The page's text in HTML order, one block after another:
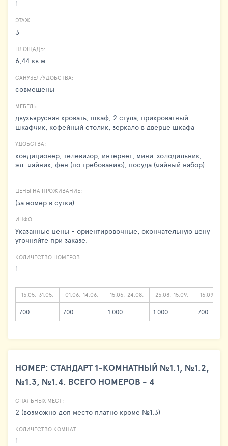
1
ЭТАЖ:
3
ПЛОЩАДЬ:
6,44 кв.м.
САНУЗЕЛ/УДОБСТВА:
совмещены
МЕБЕЛЬ:
двухъярусная кровать, шкаф, 2 стула, прикроватный
шкафчик, кофейный столик, зеркало в дверце шкафа
УДОБСТВА:
кондиционер, телевизор, интернет, мини-холодильник,
эл. чайник, фен (по требованию), посуда (чайный набор)
ЦЕНЫ НА ПРОЖИВАНИЕ:
(за номер в сутки)
ИНФО:
Указанные цены - ориентировочные, окончательную цену
уточняйте при заказе.
КОЛИЧЕСТВО НОМЕРОВ:
1
15.05.-31.05. 01.06.-14.06. 15.06.-24.08. 25.08.-15.09. 16.09.-
700 700 1 000 1 000 700
НОМЕР: СТАНДАРТ 1-КОМНАТНЫЙ №1.1, №1.2,
№1.3, №1.4. ВСЕГО НОМЕРОВ - 4
СПАЛЬНЫХ МЕСТ:
2 (возможно доп место платно кроме №1.3)
КОЛИЧЕСТВО КОМНАТ:
1